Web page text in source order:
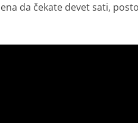
da čekate devet sati,